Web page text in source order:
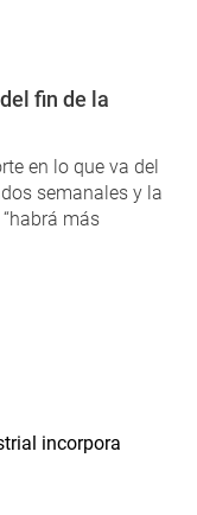
fin de la
en lo que va del
semanales y la
más